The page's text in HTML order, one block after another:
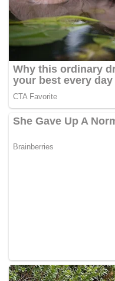
ini.
Pihaknya juga sudah
pengakuan kesemua
digunakan di mahkamah.
Kata Jadsadavit,
di thailand telah
melebihi sebiji dianggap
Sebelum ini, media
Tags: polis thailand